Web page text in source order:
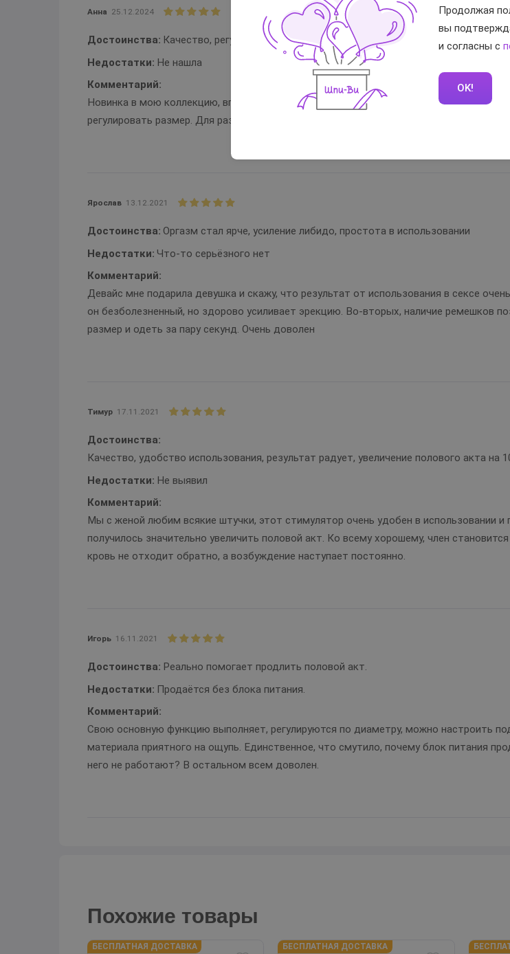
Анна 25.12.2024
Достоинства: Качество, регулировка размера
Недостатки: Не нашла
Комментарий:
Новинка в мою коллекцию, впервые таки попробовали. Неплохое качество,
регулировать размер. Для разнообразия рекомендую!
Ярослав 13.12.2021
Достоинства: Оргазм стал ярче, усиление либидо, простота в использовании
Недостатки: Что-то серьёзного нет
Комментарий:
Девайс мне подарила девушка и скажу, что результат от использования в сексе
он безболезненный, но здорово усиливает эрекцию. Во-вторых, наличие ремешков
размер и одеть за пару секунд. Очень доволен
Тимур 17.11.2021
Достоинства:
Качество, удобство использования, результат радует, увеличение полового акта на
Недостатки: Не выявил
Комментарий:
Мы с женой любим всякие штучки, этот стимулятор очень удобен в использовании и
получилось значительно увеличить половой акт. Ко всему хорошему, член
кровь не отходит обратно, а возбуждение наступает постоянно.
Игорь 16.11.2021
Достоинства: Реально помогает продлить половой акт.
Недостатки: Продаётся без блока питания.
Комментарий:
Свою основную функцию выполняет, регулируются по диаметру, можно настроить
материала приятного на ощупь. Единственное, что смутило, почему блок питания
него не работают? В остальном всем доволен.
Похожие товары
БЕСПЛАТНАЯ ДОСТАВКА БЕСПЛАТНАЯ ДОСТАВКА
Продолжая
вы
и согласны с
OK!